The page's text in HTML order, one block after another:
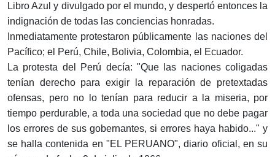
Libro Azul y divulgado por el mundo, y despertó entonces la
indignación de todas las conciencias honradas.
Inmediatamente protestaron públicamente las naciones del
Pacífico; el Perú, Chile, Bolivia, Colombia, el Ecuador.
La protesta del Perú decía: "Que las naciones coligadas
tenían derecho para exigir la reparación de pretextadas
ofensas, pero no lo tenían para reducir a la miseria, por
tiempo perdurable, a toda una sociedad que no debe pagar
los errores de sus gobernantes, si errores haya habido..." y
se halla contenida en "EL PERUANO", diario oficial, en su